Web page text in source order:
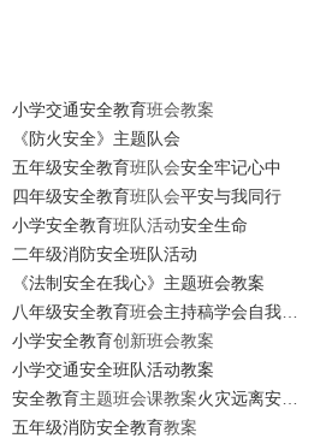
小学交通安全教育班会教案
《防火安全》主题队会
五年级安全教育班队会安全牢记心中
四年级安全教育班队会平安与我同行
小学安全教育班队活动安全生命
二年级消防安全班队活动
《法制安全在我心》主题班会教案
八年级安全教育班会主持稿学会自我保护班会
小学安全教育创新班会教案
小学交通安全班队活动教案
安全教育主题班会课教案火灾远离安全常在
五年级消防安全教育教案